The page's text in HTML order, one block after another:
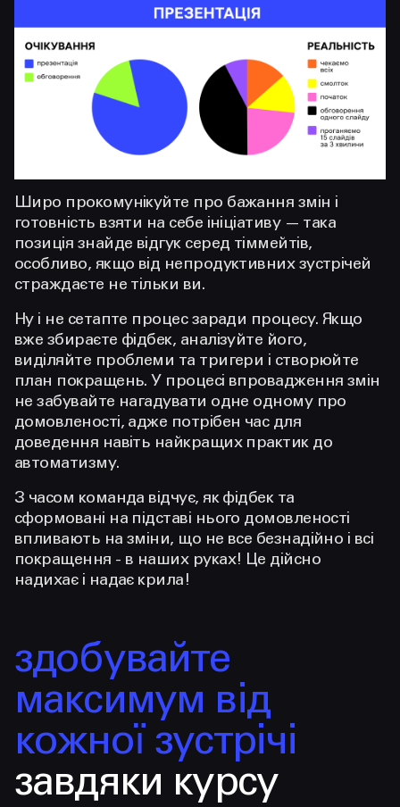
Широ прокомунікуйте про бажання змін і
готовність взяти на себе ініціативу — така
позиція знайде відгук серед тіммейтів,
особливо, якщо від непродуктивних зустрічей
страждаєте не тільки ви.
Ну і не сетапте процес заради процесу. Якщо
вже збираєте фідбек, аналізуйте його,
виділяйте проблеми та тригери і створюйте
план покращень. У процесі впровадження змін
не забувайте нагадувати одне одному про
домовленості, адже потрібен час для
доведення навіть найкращих практик до
автоматизму.
З часом команда відчує, як фідбек та
сформовані на підставі нього домовленості
впливають на зміни, що не все безнадійно і всі
покращення - в наших руках! Це дійсно
надихає і надає крила!
здобувайте
максимум від
кожної зустрічі
завдяки курсу